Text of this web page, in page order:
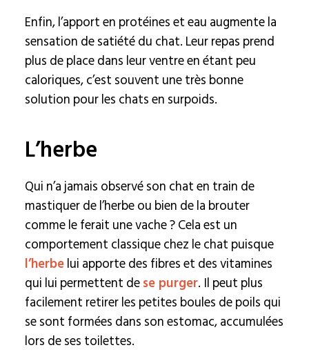
Enfin, l’apport en protéines et eau augmente la
sensation de satiété du chat. Leur repas prend
plus de place dans leur ventre en étant peu
caloriques, c’est souvent une très bonne
solution pour les chats en surpoids.
L’herbe
Qui n’a jamais observé son chat en train de
mastiquer de l’herbe ou bien de la brouter
comme le ferait une vache ? Cela est un
comportement classique chez le chat puisque
l’herbelui apporte des fibres et des vitamines
qui lui permettent dese purger. Il peut plus
facilement retirer les petites boules de poils qui
se sont formées dans son estomac, accumulées
lors de ses toilettes.